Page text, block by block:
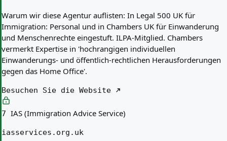
Warum wir diese Agentur auflisten: In Legal 500 UK für
Immigration: Personal und in Chambers UK für Einwanderung
und Menschenrechte eingestuft. ILPA-Mitglied. Chambers
vermerkt Expertise in 'hochrangigen individuellen
Einwanderungs- und öffentlich-rechtlichen Herausforderungen
gegen das Home Office'.
Besuchen Sie die Website
7 IAS (Immigration Advice Service)
iasservices.org.uk